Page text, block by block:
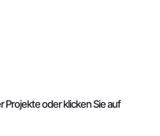
oder klicken Sie auf